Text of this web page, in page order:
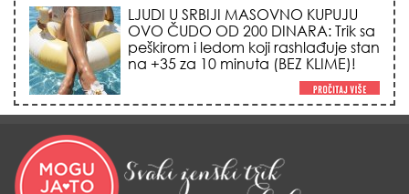
LJUDI U SRBIJI MASOVNO KUPUJU
OVO ČUDO OD 200 DINARA: Trik sa
peškirom i ledom koji rashlađuje stan
na +35 za 10 minuta (BEZ KLIME)!
ako želite da vam kosa raste kao iz
vode i privučete novu ljubav!